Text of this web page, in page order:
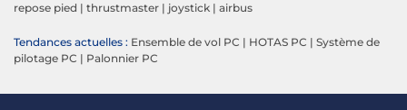
repose pied | thrustmaster | joystick | airbus
Tendances actuelles : Ensemble de vol PC | HOTAS PC | Système de
pilotage PC | Palonnier PC